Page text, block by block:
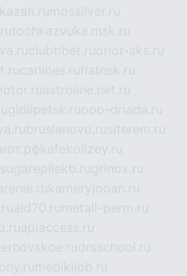
mossilver.ru
tochkazvuka.msk.ru
clubtibet.ruorior-aks.ru
carlines.ruflatnsk.ru
astroline.net.ru
gidlipetsk.ruooo-driada.ru
bruslanovo.rusiterem.ru
kafekolizey.ru
sugarepilekb.rugrinox.ru
kameryjooan.ru
aid70.ru metall-perm.ru
apiaccess.ru
drsschool.ru
medikijob.ru